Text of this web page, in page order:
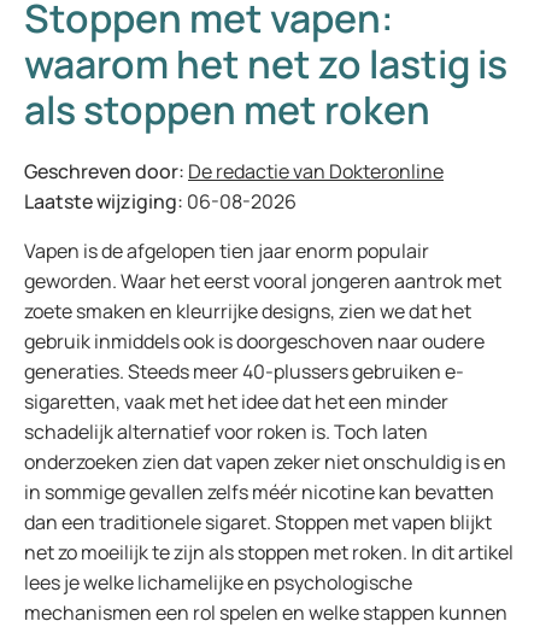
Stoppen met vapen:
waarom het net zo lastig is
als stoppen met roken
Geschreven door: De redactie van Dokteronline
Laatste wijziging: 06-08-2026
Vapen is de afgelopen tien jaar enorm populair
geworden. Waar het eerst vooral jongeren aantrok met
zoete smaken en kleurrijke designs, zien we dat het
gebruik inmiddels ook is doorgeschoven naar oudere
generaties. Steeds meer 40-plussers gebruiken e-
sigaretten, vaak met het idee dat het een minder
schadelijk alternatief voor roken is. Toch laten
onderzoeken zien dat vapen zeker niet onschuldig is en
in sommige gevallen zelfs méér nicotine kan bevatten
dan een traditionele sigaret. Stoppen met vapen blijkt
net zo moeilijk te zijn als stoppen met roken. In dit artikel
lees je welke lichamelijke en psychologische
mechanismen een rol spelen en welke stappen kunnen